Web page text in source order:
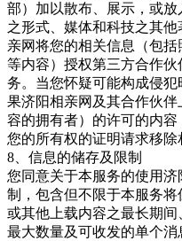
部）加以散布、展示，或
之形式、媒体和科技之其
亲网将您的相关信息（包
等内容）授权第三方合作
务。当您怀疑可能构成侵
果济阳相亲网 及其合作伙
容的拥有者）的许可的内
您的所有权的证明请求移除
8、信息的储存及限制
您同意关于本服务的使用
制，包含但不限于本服务
或其他上载内容之最长期
最大数量及可收发的单个